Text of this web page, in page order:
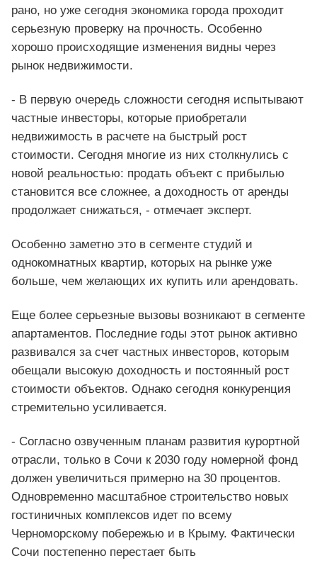
рано, но уже сегодня экономика города проходит
серьезную проверку на прочность. Особенно
хорошо происходящие изменения видны через
рынок недвижимости.
- В первую очередь сложности сегодня испытывают
частные инвесторы, которые приобретали
недвижимость в расчете на быстрый рост
стоимости. Сегодня многие из них столкнулись с
новой реальностью: продать объект с прибылью
становится все сложнее, а доходность от аренды
продолжает снижаться, - отмечает эксперт.
Особенно заметно это в сегменте студий и
однокомнатных квартир, которых на рынке уже
больше, чем желающих их купить или арендовать.
Еще более серьезные вызовы возникают в сегменте
апартаментов. Последние годы этот рынок активно
развивался за счет частных инвесторов, которым
обещали высокую доходность и постоянный рост
стоимости объектов. Однако сегодня конкуренция
стремительно усиливается.
- Согласно озвученным планам развития курортной
отрасли, только в Сочи к 2030 году номерной фонд
должен увеличиться примерно на 30 процентов.
Одновременно масштабное строительство новых
гостиничных комплексов идет по всему
Черноморскому побережью и в Крыму. Фактически
Сочи постепенно перестает быть